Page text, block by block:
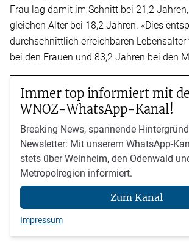
Frau lag damit im Schnitt bei 21,2
gleichen Alter bei 18,2 Jahren. «Dies
durchschnittlich erreichbaren Lebensalter
bei den Frauen und 83,2 Jahren bei den
Immer top informiert mit
WNOZ-WhatsApp-Kanal!
Breaking News, spannende
Newsletter: Mit unserem WhatsApp-
stets über Weinheim, den Odenwald
Metropolregion informiert.
Zum Kanal
Impressum